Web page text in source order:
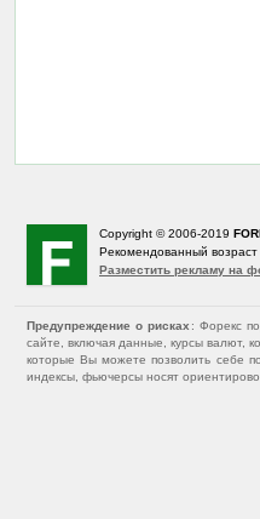
Copyright © 2006-2019
Рекомендованный
Разместить рекламу на
Предупреждение о рисках : Форекс
сайте, включая данные, курсы валют,
которые Вы можете позволить себе
индексы, фьючерсы носят